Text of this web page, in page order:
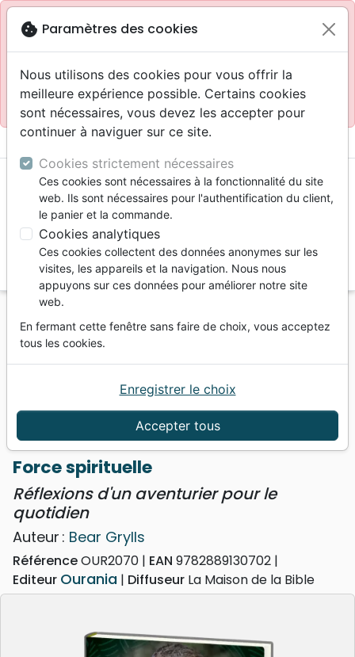
blockSite réservé aux professionnels
Accès pour les professionnels : Se connecter
Site pour le grand public : La Maison de la Bible
menu
Vous ne pouvez pas créer de nouvelle commande
depuis votre pays (United States).
Méditations
Force spirituelle - Réflexions d'un aventurier pour le
Force spirituelle
Réflexions d'un aventurier pour le
quotidien
Auteur : Bear Grylls
RéférenceOUR2070 EAN 9782889130702
Editeur Ourania Diffuseur La Maison de la Bible
cookie Paramètres des cookies
Nous utilisons des cookies pour vous offrir la
meilleure expérience possible. Certains cookies
sont nécessaires, vous devez les accepter pour
continuer à naviguer sur ce site.
Cookies strictement nécessaires
Ces cookies sont nécessaires à la fonctionnalité du site
web. Ils sont nécessaires pour l'authentification du client,
le panier et la commande.
Cookies analytiques
Ces cookies collectent des données anonymes sur les
visites, les appareils et la navigation. Nous nous
appuyons sur ces données pour améliorer notre site
web.
En fermant cette fenêtre sans faire de choix, vous acceptez
tous les cookies.
Accepter tous
Enregistrer le choix